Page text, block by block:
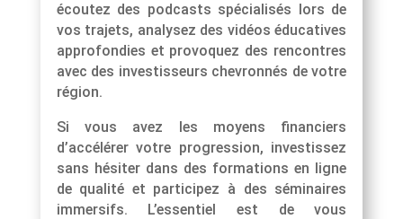
écoutez des podcasts spécialisés lors de
vos trajets, analysez des vidéos éducatives
approfondies et provoquez des rencontres
avec des investisseurs chevronnés de votre
région.
Si vous avez les moyens financiers
d’accélérer votre progression, investissez
sans hésiter dans des formations en ligne
de qualité et participez à des séminaires
immersifs. L’essentiel est de vous